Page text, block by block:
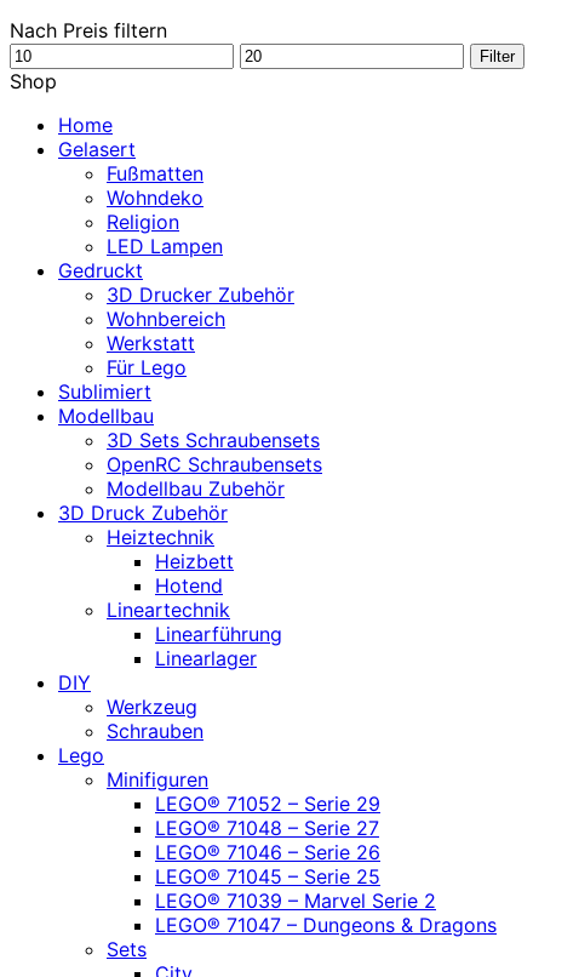
Nach Preis filtern
Min.
Preis
Max.
Filter
Shop
Home
Gelasert
Fußmatten
Wohndeko
Religion
LED Lampen
Gedruckt
3D Drucker Zubehör
Wohnbereich
Werkstatt
Für Lego
Sublimiert
Modellbau
3D Sets Schraubensets
OpenRC Schraubensets
Modellbau Zubehör
3D Druck Zubehör
Heiztechnik
Heizbett
Hotend
Lineartechnik
Linearführung
Linearlager
DIY
Werkzeug
Schrauben
Lego
Minifiguren
LEGO® 71052 – Serie 29
LEGO® 71048 – Serie 27
LEGO® 71046 – Serie 26
LEGO® 71045 – Serie 25
LEGO® 71039 – Marvel Serie 2
LEGO® 71047 – Dungeons & Dragons
Sets